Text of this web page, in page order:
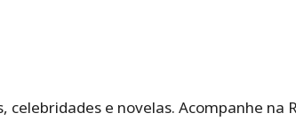
e novelas. Acompanhe na